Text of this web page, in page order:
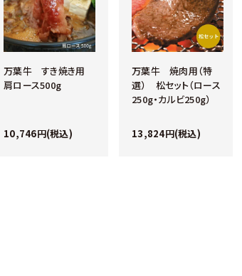
万葉牛 すき焼き用
肩ロース500g
10,746円(税込)
万葉牛 焼肉用（特
選） 松セット（ロース
250g・カルビ250g）
13,824円(税込)